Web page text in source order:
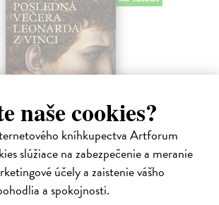
naše cookies?
kníhkupectva Artforum
slúžiace na zabezpečenie a meranie
účely a zaistenie vášho
a spokojnosti.
Leonarda z Vinci
slovenský maliar, ktorý niekoľko rokov
na rekonštrukcii ikonickej Poslednej večere,
tejto knihy. Odkrýva pred nami silné i